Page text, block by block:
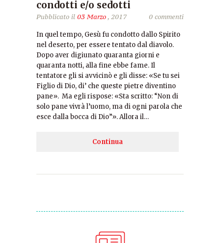
condotti e/o sedotti
Pubblicato il 03 Marzo, 2017 0 commenti
In quel tempo, Gesù fu condotto dallo Spirito
nel deserto, per essere tentato dal diavolo.
Dopo aver digiunato quaranta giorni e
quaranta notti, alla fine ebbe fame. Il
tentatore gli si avvicinò e gli disse: «Se tu sei
Figlio di Dio, di’ che queste pietre diventino
pane». Ma egli rispose: «Sta scritto: “Non di
solo pane vivrà l’uomo, ma di ogni parola che
esce dalla bocca di Dio”». Allora il…
Continua